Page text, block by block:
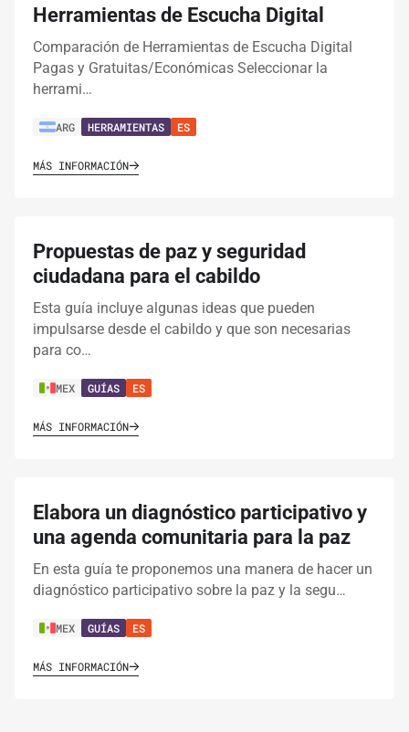
Herramientas de Escucha Digital
Comparación de Herramientas de Escucha Digital
Pagas y Gratuitas/Económicas Seleccionar la
herrami…
ARG HERRAMIENTAS ES
MÁS INFORMACIÓN
Propuestas de paz y seguridad
ciudadana para el cabildo
Esta guía incluye algunas ideas que pueden
impulsarse desde el cabildo y que son necesarias
para co…
MEX GUÍAS ES
MÁS INFORMACIÓN
Elabora un diagnóstico participativo y
una agenda comunitaria para la paz
En esta guía te proponemos una manera de hacer un
diagnóstico participativo sobre la paz y la segu…
MEX GUÍAS ES
MÁS INFORMACIÓN